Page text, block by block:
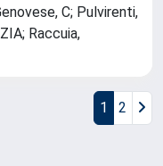
C; Pulvirenti,
Raccuia,
1 2